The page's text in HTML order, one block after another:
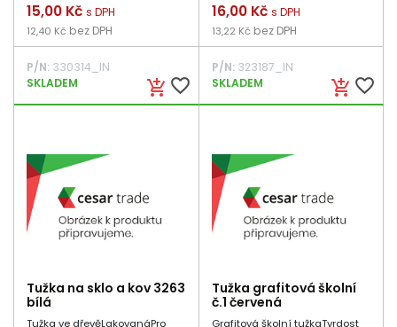
add_shopping_cart favorite_border
Cena
15,00 Kč s DPH
12,40 Kč bez DPH
P/N: 330314_IN
SKLADEM
add_shopping_cart favorite_border
Cena
16,00 Kč s DPH
13,22 Kč bez DPH
P/N:323187_IN
SKLADEM
Tužka na sklo a kov 3263
bílá
Tužka ve dřevěLakovanáPro
Tužka grafitová školní
č.1 červená
Grafitová školní tužkaTvrdost